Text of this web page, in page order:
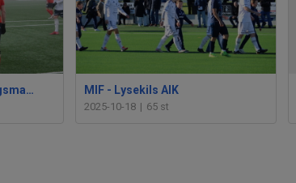
MIF - Bengtsfors träningsmatch MIF - Lysekils AIK
2025-10-18 | 65 st